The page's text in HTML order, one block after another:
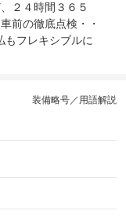
２４時間３６５
前の徹底点検・・
フレキシブルに
装備略号／用語解説